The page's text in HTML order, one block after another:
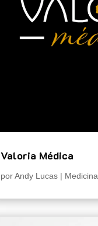
Valoria Médica
porAndy Lucas | Medicina